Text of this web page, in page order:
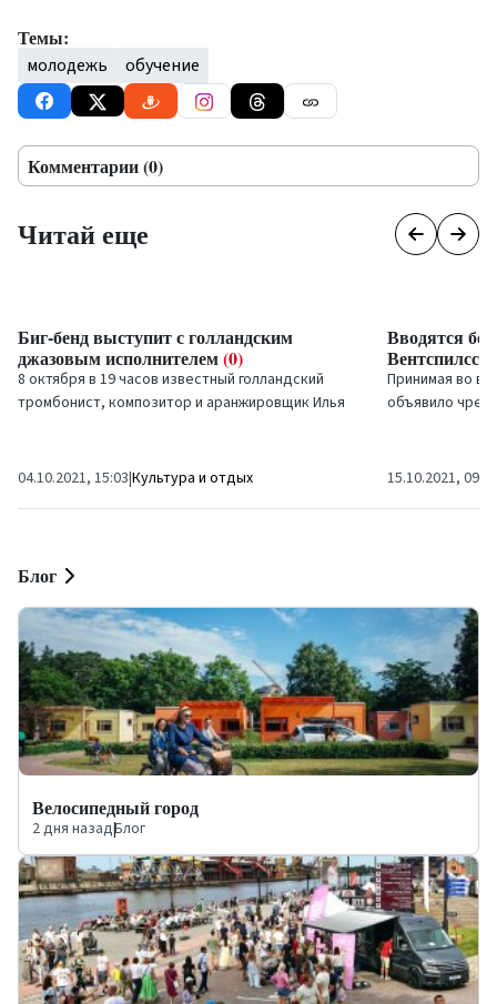
Темы:
молодежь обучение
Комментарии (0)
Читай еще
Биг-бенд выступит с голландским
джазовым исполнителем(0)
8 октября в 19 часов известный голландский
тромбонист, композитор и аранжировщик Илья
04.10.2021, 15:03|Культура и отдых
Вводятся
Принимая во
объявило
15.10.2021, 09:47
Блог
Велосипедный город
2 дня назад|Блог